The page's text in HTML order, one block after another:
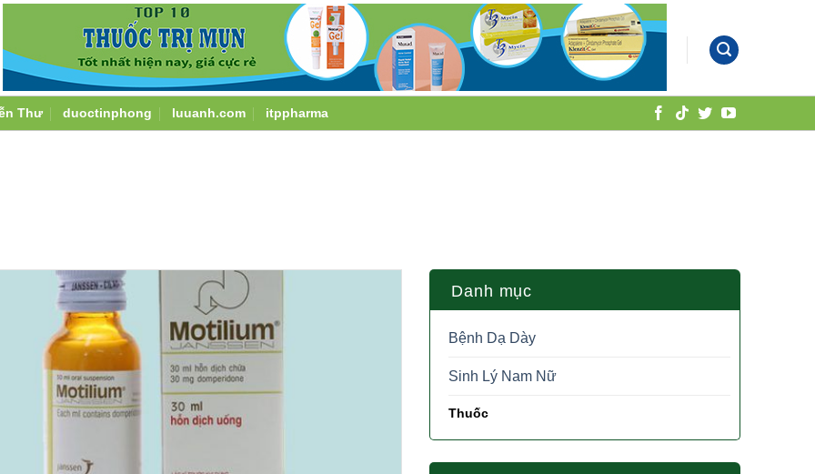
Thư duoctinphong luuanh.com itppharma
Danh mục
Bệnh Dạ Dày
Sinh Lý Nam Nữ
Thuốc